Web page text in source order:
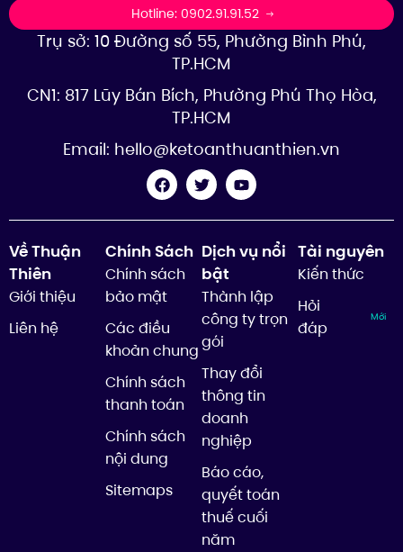
Hotline: 0902.91.91.52
Trụ sở: 10 Đường số 55, Phường Bình Phú,
TP.HCM
CN1: 817 Lũy Bán Bích, Phường Phú Thọ Hòa,
TP.HCM
Email: hello@ketoanthuanthien.vn
Về Thuận
Thiên
Giới thiệu
Liên hệ
Chính Sách
Chính sách
bảo mật
Các điều
khoản chung
Chính sách
thanh toán
Chính sách
nội dung
Sitemaps
Dịch vụ nổi
bật
Thành lập
công ty trọn
gói
Thay đổi
thông tin
doanh
nghiệp
Báo cáo,
quyết toán
thuế cuối
năm
Tài nguyên
Kiến thức
Hỏi
đáp
Mới